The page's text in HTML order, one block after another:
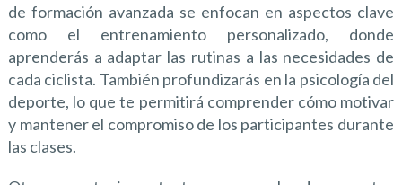
de formación avanzada se enfocan en aspectos clave
como el entrenamiento personalizado, donde
aprenderás a adaptar las rutinas a las necesidades de
cada ciclista. También profundizarás en la psicología del
deporte, lo que te permitirá comprender cómo motivar
y mantener el compromiso de los participantes durante
las clases.